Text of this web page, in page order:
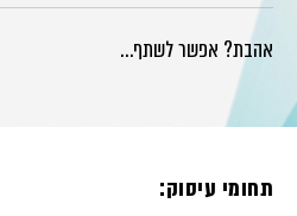
אהבת? אפשר לשתף…
תחומי עיסוק: